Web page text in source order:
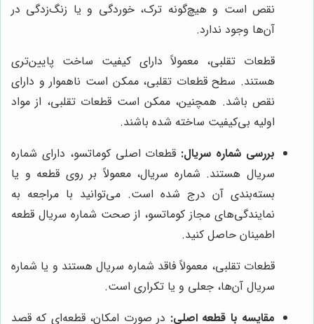
نقص است و هیچ‌گونه ترک، خوردگی و یا زنگ‌زدگی در
آن‌ها وجود ندارد.
قطعات تقلبی، معمولاً دارای کیفیت ساخت پایین‌تری
هستند. سطح قطعات تقلبی، ممکن است ناهموار و دارای
نقص باشد. همچنین، ممکن است قطعات تقلبی، از مواد
اولیه بی‌کیفیت ساخته شده باشند.
بررسی شماره سریال: قطعات اصلی کوماتسو، دارای شماره
سریال هستند. شماره سریال، معمولاً بر روی قطعه و یا
بسته‌بندی آن درج شده است. می‌توانید با مراجعه به
نمایندگی‌های مجاز کوماتسو، از صحت شماره سریال قطعه
اطمینان حاصل کنید.
قطعات تقلبی، معمولاً فاقد شماره سریال هستند و یا شماره
سریال آن‌ها، جعلی و یا تکراری است.
مقایسه با قطعه اصلی: در صورت امکان، قطعه‌ای که قصد